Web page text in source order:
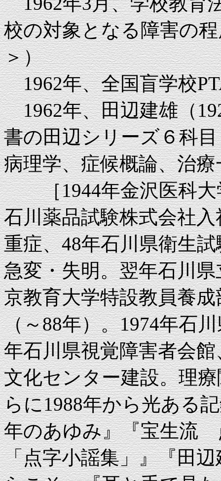
校の対象となる障害の
＞）
1962年、全国盲学校
1962年、田辺建雄（
書の田辺シリーズ６科
病理学、症候概論、治
［1944年金沢医科大
石川薬品試験株式会社
重症、48年石川県衛生
急変・失明。翌年石川
京教育大学特設教員養
（～88年）。1974年石
年石川県視覚障害者会
文化センター建設。理
らに1988年から光ある
年のあゆみ』『宝生流
「点字小謡集」』『田